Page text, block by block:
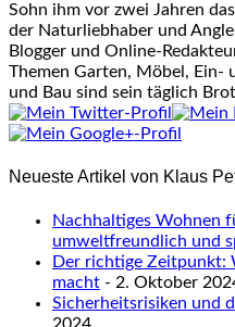
Sohn ihm vor zwei Jahren
der Naturliebhaber und
Blogger und Online-
Themen Garten, Möbel, Ein-
und Bau sind sein täglich
Neueste Artikel von Klaus
Nachhaltiges Wohnen
umweltfreundlich und
Der richtige Zeitpunkt:
macht - 2. Oktober
Sicherheitsrisiken und
2024